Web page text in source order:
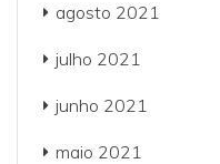
agosto 2021
julho 2021
junho 2021
maio 2021